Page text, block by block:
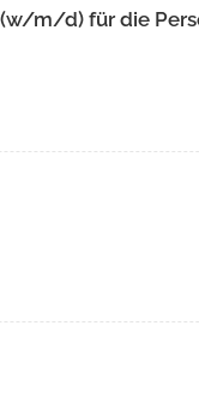
m/d) für die